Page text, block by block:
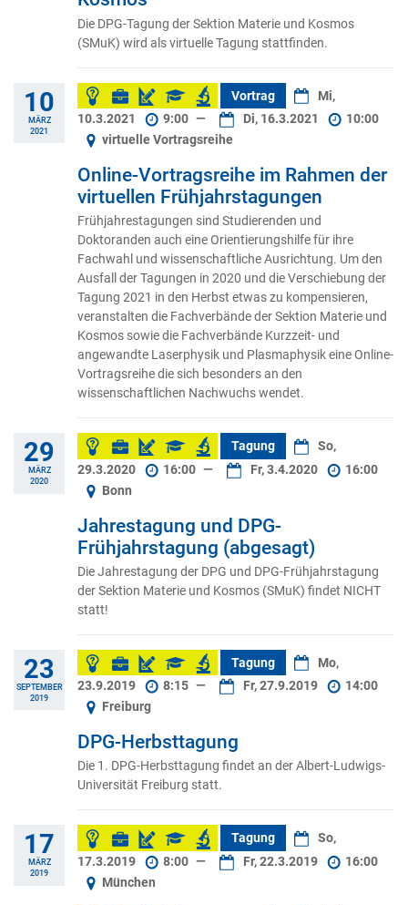
Die DPG-Tagung der Sektion Materie und Kosmos
(SMuK) wird als virtuelle Tagung stattfinden.
10
MÄRZ
2021
Vortrag
Mi,
10.3.2021
9:00 — Di, 16.3.2021
10:00
virtuelle Vortragsreihe
Online-Vortragsreihe im Rahmen der
virtuellen Frühjahrstagungen
Frühjahrestagungen sind Studierenden und
Doktoranden auch eine Orientierungshilfe für ihre
Fachwahl und wissenschaftliche Ausrichtung. Um den
Ausfall der Tagungen in 2020 und die Verschiebung der
Tagung 2021 in den Herbst etwas zu kompensieren,
veranstalten die Fachverbände der Sektion Materie und
Kosmos sowie die Fachverbände Kurzzeit- und
angewandte Laserphysik und Plasmaphysik eine Online-
Vortragsreihe die sich besonders an den
wissenschaftlichen Nachwuchs wendet.
29
MÄRZ
2020
Tagung
So,
29.3.2020
16:00 — Fr, 3.4.2020
16:00
Bonn
Jahrestagung und DPG-
Frühjahrstagung (abgesagt)
Die Jahrestagung der DPG und DPG-Frühjahrstagung
der Sektion Materie und Kosmos (SMuK) findet NICHT
statt!
23
SEPTEMBER
2019
Tagung
Mo,
23.9.2019
8:15 — Fr, 27.9.2019
14:00
Freiburg
DPG-Herbsttagung
Die 1. DPG-Herbsttagung findet an der Albert-Ludwigs-
Universität Freiburg statt.
17
MÄRZ
2019
Tagung
So,
17.3.2019
8:00 — Fr, 22.3.2019
16:00
München